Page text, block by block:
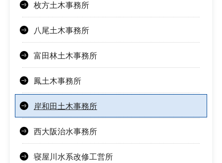
枚方土木事務所
八尾土木事務所
富田林土木事務所
鳳土木事務所
岸和田土木事務所
西大阪治水事務所
寝屋川水系改修工営所